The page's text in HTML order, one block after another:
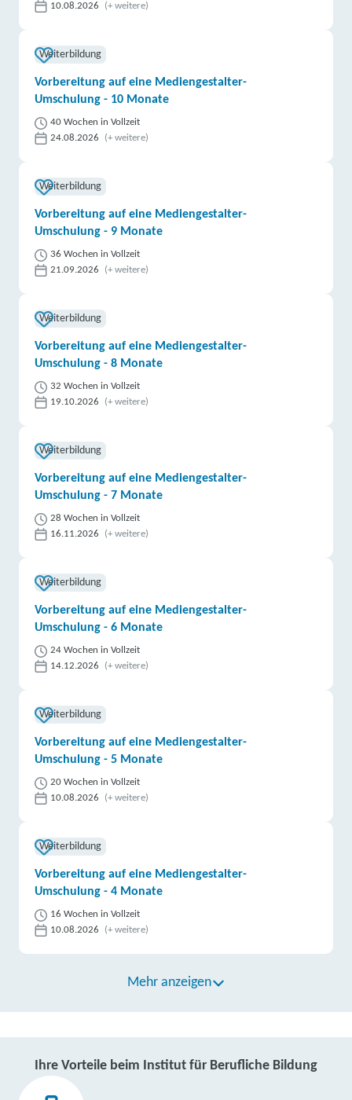
10.08.2026
(+ weitere)
Weiterbildung
Vorbereitung auf eine Mediengestalter-
Umschulung - 10 Monate
40 Wochen in Vollzeit
24.08.2026
(+ weitere)
Weiterbildung
Vorbereitung auf eine Mediengestalter-
Umschulung - 9 Monate
36 Wochen in Vollzeit
21.09.2026
(+ weitere)
Weiterbildung
Vorbereitung auf eine Mediengestalter-
Umschulung - 8 Monate
32 Wochen in Vollzeit
19.10.2026
(+ weitere)
Weiterbildung
Vorbereitung auf eine Mediengestalter-
Umschulung - 7 Monate
28 Wochen in Vollzeit
16.11.2026
(+ weitere)
Weiterbildung
Vorbereitung auf eine Mediengestalter-
Umschulung - 6 Monate
24 Wochen in Vollzeit
14.12.2026
(+ weitere)
Weiterbildung
Vorbereitung auf eine Mediengestalter-
Umschulung - 5 Monate
20 Wochen in Vollzeit
10.08.2026
(+ weitere)
Weiterbildung
Vorbereitung auf eine Mediengestalter-
Umschulung - 4 Monate
16 Wochen in Vollzeit
10.08.2026
(+ weitere)
Mehr anzeigen
Ihre Vorteile beim Institut für Berufliche Bildung